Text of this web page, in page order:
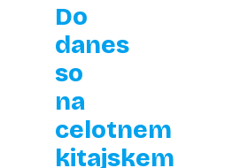
Do
danes
so
na
celotnem
kitajskem